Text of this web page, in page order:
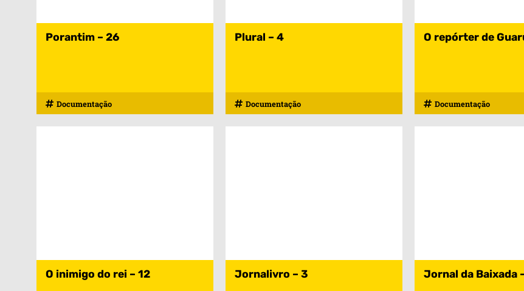
Porantim – 26
Documentação
Plural – 4
Documentação
O repórter de
Documentação
O inimigo do rei – 12 Jornalivro – 3 Jornal da Baixada